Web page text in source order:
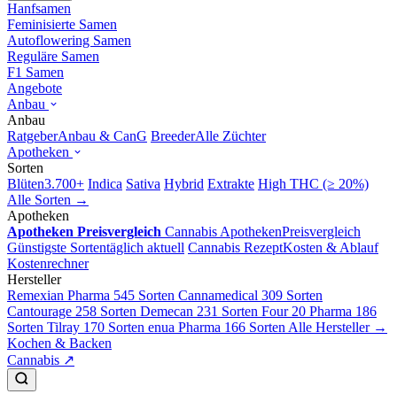
Hanfsamen
Feminisierte Samen
Autoflowering Samen
Reguläre Samen
F1 Samen
Angebote
Anbau
Anbau
RatgeberAnbau & CanG BreederAlle Züchter
Apotheken
Sorten
Blüten3.700+ Indica Sativa Hybrid Extrakte High THC (≥ 20%)
Alle Sorten →
Apotheken
Apotheken Preisvergleich Cannabis ApothekenPreisvergleich
Günstigste Sortentäglich aktuell Cannabis RezeptKosten & Ablauf
Kostenrechner
Hersteller
Remexian Pharma 545 Sorten Cannamedical 309 Sorten
Cantourage 258 Sorten Demecan 231 Sorten Four 20 Pharma 186
Sorten Tilray 170 Sorten enua Pharma 166 Sorten Alle Hersteller →
Kochen & Backen
Cannabis ↗